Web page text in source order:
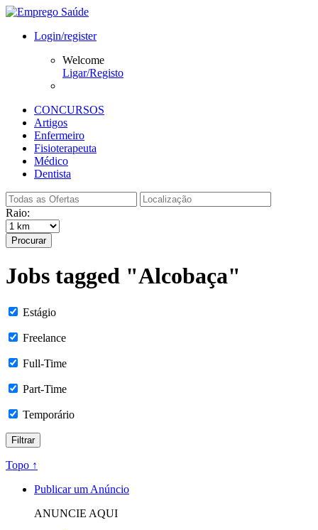
Login/register
Welcome
Ligar/Registo
CONCURSOS
Artigos
Enfermeiro
Fisioterapeuta
Médico
Dentista
Raio:
Procurar
Jobs tagged "Alcobaça"
Estágio
Freelance
Full-Time
Part-Time
Temporário
Topo ↑
Publicar um Anúncio
ANUNCIE AQUI